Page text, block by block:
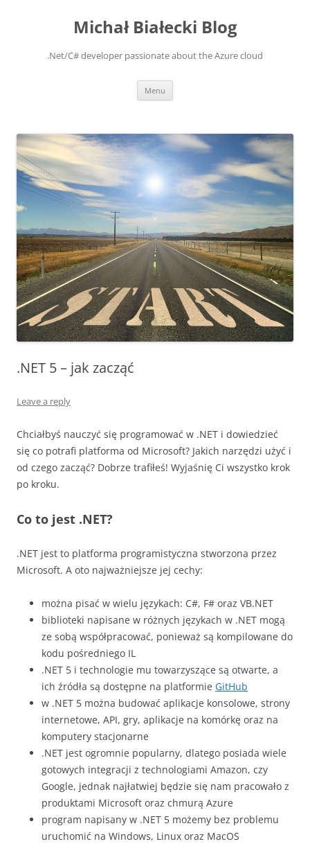
Michał Białecki Blog
.Net/C# developer passionate about the Azure cloud
Menu
.NET 5 – jak zacząć
Leave a reply
Chciałbyś nauczyć się programować w .NET i dowiedzieć
się co potrafi platforma od Microsoft? Jakich narzędzi użyć i
od czego zacząć? Dobrze trafiłeś! Wyjaśnię Ci wszystko krok
po kroku.
Co to jest .NET?
.NET jest to platforma programistyczna stworzona przez
Microsoft. A oto najważniejsze jej cechy:
można pisać w wielu językach: C#, F# oraz VB.NET
biblioteki napisane w różnych językach w .NET mogą
ze sobą współpracować, ponieważ są kompilowane do
kodu pośredniego IL
.NET 5 i technologie mu towarzyszące są otwarte, a
ich źródła są dostępne na platformie GitHub
w .NET 5 można budować aplikacje konsolowe, strony
internetowe, API, gry, aplikacje na komórkę oraz na
komputery stacjonarne
.NET jest ogromnie popularny, dlatego posiada wiele
gotowych integracji z technologiami Amazon, czy
Google, jednak najłatwiej będzie się nam pracowało z
produktami Microsoft oraz chmurą Azure
program napisany w .NET 5 możemy bez problemu
uruchomić na Windows, Linux oraz MacOS